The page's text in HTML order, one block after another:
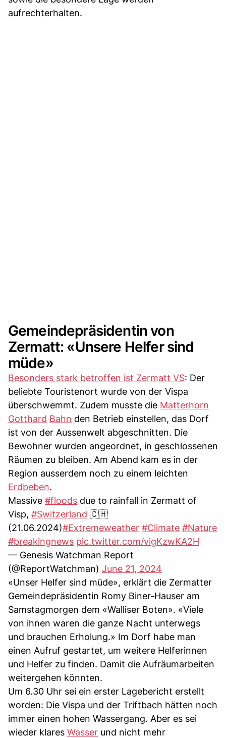
aufrechterhalten.
Gemeindepräsidentin von
Zermatt: «Unsere Helfer sind
müde»
Besonders stark betroffen ist Zermatt VS: Der
beliebte Touristenort wurde von der Vispa
überschwemmt. Zudem musste die Matterhorn
Gotthard Bahn den Betrieb einstellen, das Dorf
ist von der Aussenwelt abgeschnitten. Die
Bewohner wurden angeordnet, in geschlossenen
Räumen zu bleiben. Am Abend kam es in der
Region ausserdem noch zu einem leichten
Erdbeben.
Massive #floods due to rainfall in Zermatt of
Visp, #Switzerland 🇨🇭
(21.06.2024)#Extremeweather #Climate #Nature
#breakingnews pic.twitter.com/vigKzwKA2H
— Genesis Watchman Report
(@ReportWatchman) June 21, 2024
«Unser Helfer sind müde», erklärt die Zermatter
Gemeindepräsidentin Romy Biner-Hauser am
Samstagmorgen dem «Walliser Boten». «Viele
von ihnen waren die ganze Nacht unterwegs
und brauchen Erholung.» Im Dorf habe man
einen Aufruf gestartet, um weitere Helferinnen
und Helfer zu finden. Damit die Aufräumarbeiten
weitergehen könnten.
Um 6.30 Uhr sei ein erster Lagebericht erstellt
worden: Die Vispa und der Triftbach hätten noch
immer einen hohen Wassergang. Aber es sei
wieder klares Wasser und nicht mehr